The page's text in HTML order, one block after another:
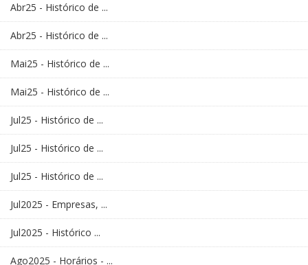
Abr25 - Histórico de ...
Abr25 - Histórico de ...
Mai25 - Histórico de ...
Mai25 - Histórico de ...
Jul25 - Histórico de ...
Jul25 - Histórico de ...
Jul25 - Histórico de ...
Jul2025 - Empresas, ...
Jul2025 - Histórico ...
Ago2025 - Horários - ...